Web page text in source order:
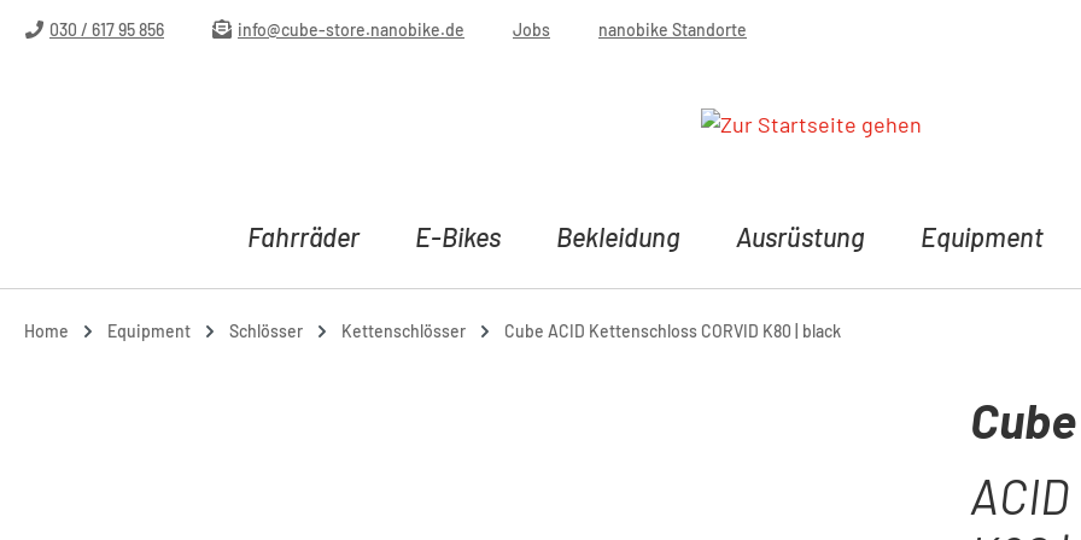
Hauptinhalt springen
Zur Suche springen
Zur Hauptnavigation springen
030 / 617 95 856 info@cube-store.nanobike.de Jobs nanobike Standorte
Fahrräder E-Bikes Bekleidung Ausrüstung Equipment
Home Equipment Schlösser Kettenschlösser Cube ACID Kettenschloss CORVID K80 | black
Cube